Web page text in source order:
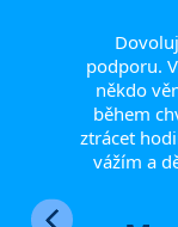
podporu.
někdo
během
ztrácet
vážím a